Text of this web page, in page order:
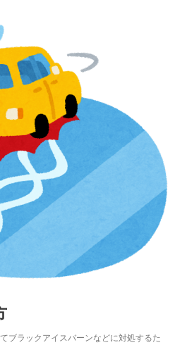
ブラックアイスバーンなどに対処するた